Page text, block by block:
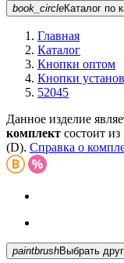
book_circleКаталог по
Главная
Каталог
Кнопки оптом
Кнопки
52045
Данное изделие
комплект состоит
(D). Справка о
paintbrush